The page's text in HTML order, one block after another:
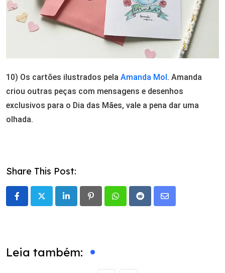
10) Os cartões ilustrados pela Amanda Mol . Amanda
criou outras peças com mensagens e desenhos
exclusivos para o Dia das Mães, vale a pena dar uma
olhada.
Share This Post:
LinkedIn PinterestWhatsappRedditShare
Leia também: